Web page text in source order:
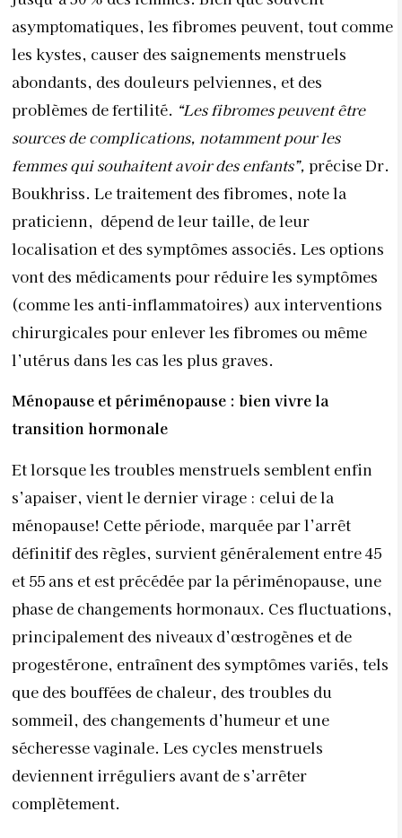
praticienn, dépend de leur taille, de leur
localisation et des symptômes associés. Les options
vont des médicaments pour réduire les symptômes
(comme les anti-inflammatoires) aux interventions
chirurgicales pour enlever les fibromes ou même
l’utérus dans les cas les plus graves.
Ménopause et périménopause :bien vivre la
transition hormonale
Et lorsque les troubles menstruels semblent enfin
s’apaiser, vient le dernier virage : celui de la
ménopause! Cette période, marquée par l’arrêt
définitif des règles, survient généralement entre 45
et 55 ans et est précédée par la périménopause, une
phase de changements hormonaux. Ces fluctuations,
principalement des niveaux d’œstrogènes et de
que des bouffées de chaleur, des troubles du
sommeil, des changements d’humeur et une
sécheresse vaginale. Les cycles menstruels
deviennent irréguliers avant de s’arrêter
complètement.
La gynécologue Nadia Zinoun souligne que cette
transition peut durer de 2 à 8 ans et nécessite un
suivi médical pour gérer les symptômes. Les risques
associés à cette phase, comme l’ostéoporose ou les
maladies cardiovasculaires, doivent être pris en
compte.
Cette période, comme le rappelle Dr. Boukhriss, est à